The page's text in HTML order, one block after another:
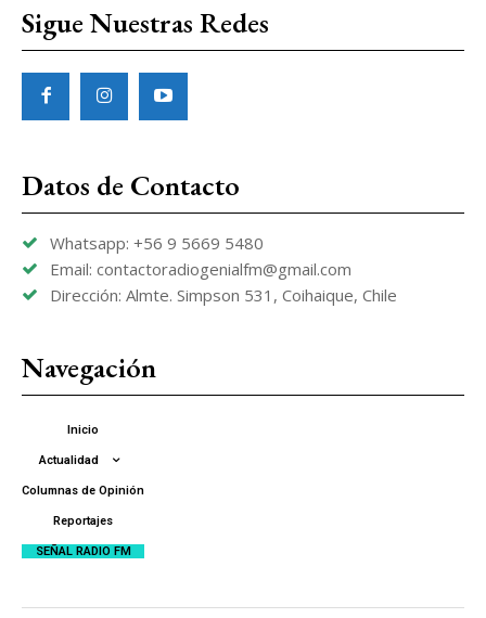
Sigue Nuestras Redes
Datos de Contacto
Whatsapp: +56 9 5669 5480
Email: contactoradiogenialfm@gmail.com
Dirección: Almte. Simpson 531, Coihaique, Chile
Navegación
Inicio
Actualidad
Columnas de Opinión
Reportajes
SEÑAL RADIO FM